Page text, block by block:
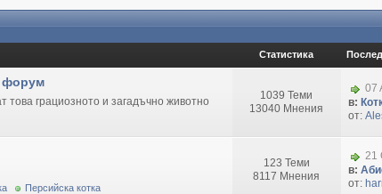
Статистика
форум
това грациозното и загадъчно животно
1039 Теми
13040 Мнения
07
в:
от:
Персийска котка
123 Теми
8117 Мнения
21
в:
от: